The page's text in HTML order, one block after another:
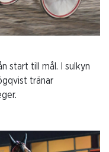
start till mål. I sulkyn
tränar